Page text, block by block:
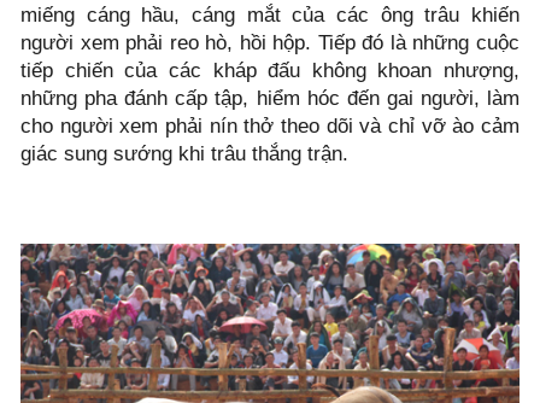
miếng cáng hầu, cáng mắt của các ôngtrâu khiến
người xem phải reo hò, hồi hộp. Tiếp đó là những cuộc
tiếp chiến của các kháp đấu không khoan nhượng,
những pha đánh cấp tập, hiểm hóc đến gai người, làm
cho người xem phải nín thở theo dõi và chỉ vỡ ào cảm
giác sung sướng khi trâu thắng trận.